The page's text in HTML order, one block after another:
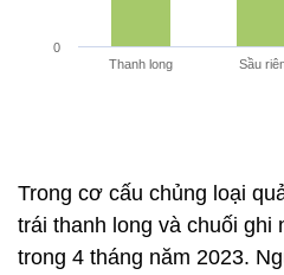
Trong cơ cấu chủng loại
trái thanh long và chuối ghi
trong 4 tháng năm 2023.